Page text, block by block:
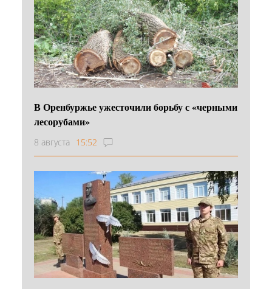
В Оренбуржье ужесточили борьбу с «черными
лесорубами»
8 августа 15:52